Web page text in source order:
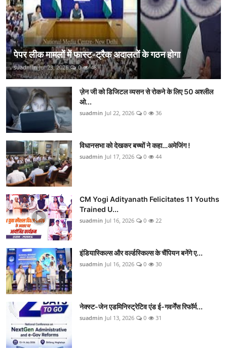
पेपर लीक मामलों में फास्ट-ट्रैक अदालतों के गठन होगा
suadmin Jul 23, 2026 0 48
ज़ेन जी को डिजिटल व्यसन से रोकने के लिए 50 अश्लील
ओ...
suadmin Jul 22, 2026 0 36
विधानसभा को देखकर बच्चों ने कहा…अमेजिंग !
suadmin Jul 17, 2026 0 44
CM Yogi Adityanath Felicitates 11 Youths
Trained U...
suadmin Jul 16, 2026 0 22
इंडियास्किल्स और वर्ल्डस्किल्स के चैंपियन बनेंगे ए...
suadmin Jul 16, 2026 0 30
नेक्स्ट-जेन एडमिनिस्ट्रेटिव एंड ई-गवर्नेंस रिफॉर्म...
suadmin Jul 13, 2026 0 31